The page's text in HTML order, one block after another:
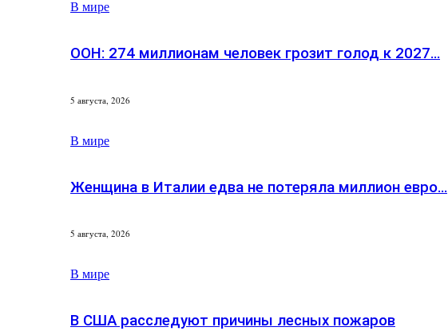
В мире
ООН: 274 миллионам человек грозит голод к 2027…
5 августа, 2026
В мире
Женщина в Италии едва не потеряла миллион евро…
5 августа, 2026
В мире
В США расследуют причины лесных пожаров